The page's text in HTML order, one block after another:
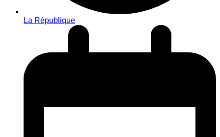
La République